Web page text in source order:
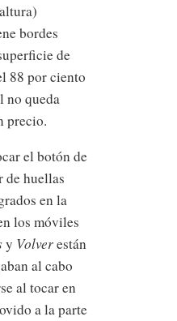
bordes
de
88 por ciento
no queda
precio.
el botón de
huellas
en la
los móviles
y Volverestán
al cabo
al tocar en
a la parte